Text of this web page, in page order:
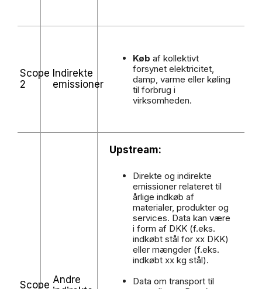
Scope
2
Indirekte
emissioner
Køb af kollektivt
forsynet elektricitet,
damp, varme eller køling
til forbrug i
virksomheden.
Scope Andre
Upstream:
Direkte og indirekte
emissioner relateret til
årlige indkøb af
materialer, produkter og
services. Data kan være
i form af DKK (f.eks.
indkøbt stål for xx DKK)
eller mængder (f.eks.
indkøbt xx kg stål).
Data om transport til